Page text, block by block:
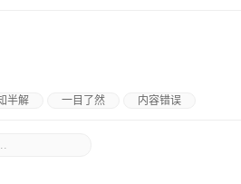
半解 一目了然 内容错误